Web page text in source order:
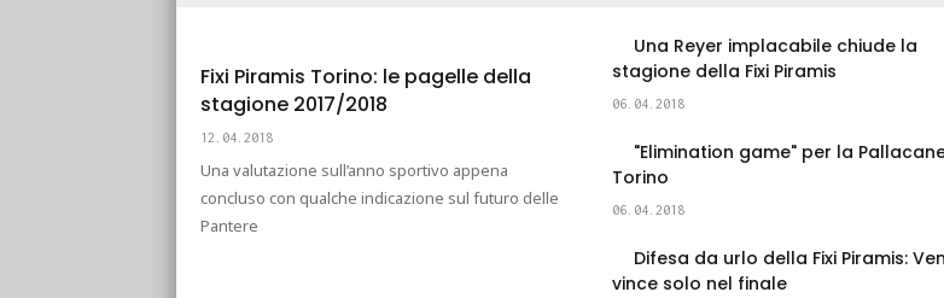
Fixi Piramis Torino: le pagelle della
stagione 2017/2018
12.04.2018
Una valutazione sull’anno sportivo appena
concluso con qualche indicazione sul futuro delle
Pantere
Una Reyer implacabile chiude la
stagione della Fixi Piramis
06.04.2018
"Elimination game" per la
Torino
06.04.2018
Difesa da urlo della Fixi Piramis:
vince solo nel finale